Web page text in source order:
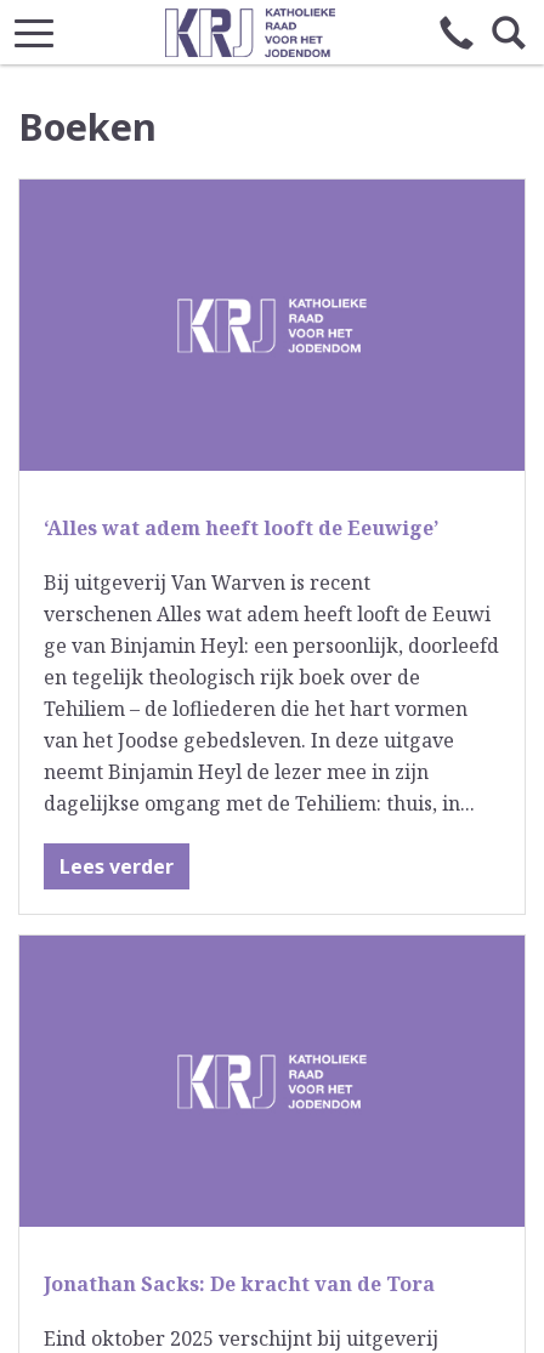
Boeken
‘Alles wat adem heeft looft de Eeuwige’
Bij uitgeverij Van Warven is recent
verschenen Alles wat adem heeft looft de Eeuwi
ge van Binjamin Heyl: een persoonlijk, doorleefd
en tegelijk theologisch rijk boek over de
Tehiliem – de lofliederen die het hart vormen
van het Joodse gebedsleven. In deze uitgave
neemt Binjamin Heyl de lezer mee in zijn
dagelijkse omgang met de Tehiliem: thuis, in...
Lees verder
Jonathan Sacks: De kracht van de Tora
Eind oktober 2025 verschijnt bij uitgeverij